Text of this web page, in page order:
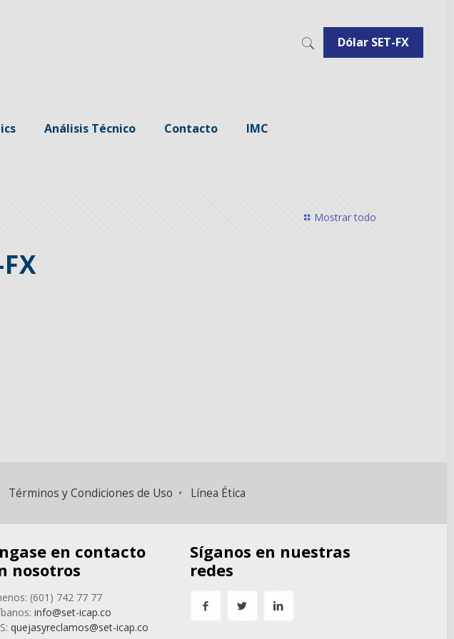
Análisis Técnico Contacto IMC
Dólar SET-FX
Mostrar todo
Términos y Condiciones de Uso • Línea Ética
en contacto
nosotros
(601) 742 77 77
info@set-icap.co
quejasyreclamos@set-icap.co
Síganos en nuestras
redes